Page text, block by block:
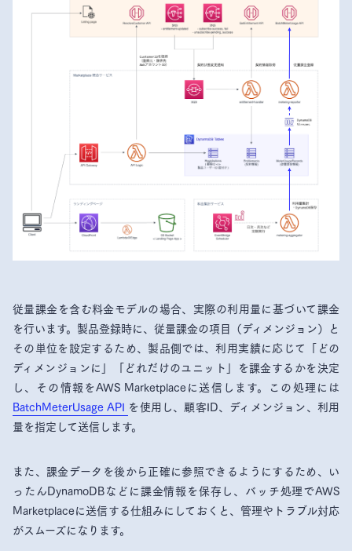
従量課金を含む料金モデルの場合、実際の利用量に基づいて課金
を行います。製品登録時に、従量課金の項目（ディメンジョン）と
その単位を設定するため、製品側では、利用実績に応じて「どの
ディメンジョンに」「どれだけのユニット」を課金するかを決定
し、その情報をAWS Marketplaceに送信します。この処理には
BatchMeterUsage API を使用し、顧客ID、ディメンジョン、利用
量を指定して送信します。
また、課金データを後から正確に参照できるようにするため、い
ったんDynamoDBなどに課金情報を保存し、バッチ処理でAWS
Marketplaceに送信する仕組みにしておくと、管理やトラブル対応
がスムーズになります。